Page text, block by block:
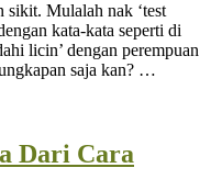
sikit. Mulalah nak ‘test
kata-kata seperti di
licin’ dengan perempuan
saja kan? …
Dari Cara